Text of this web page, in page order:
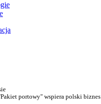
portowy" wspiera polski biznes